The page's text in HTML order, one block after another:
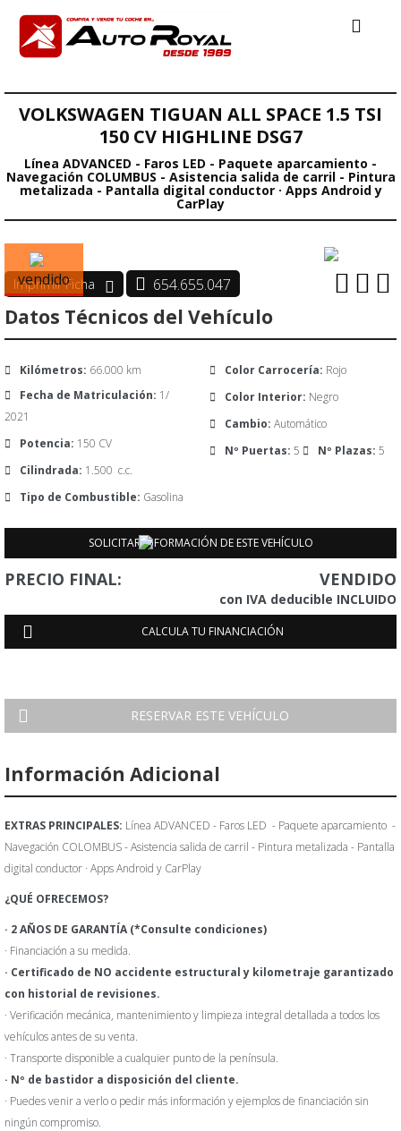
VOLKSWAGEN TIGUAN ALL SPACE 1.5 TSI
150 CV HIGHLINE DSG7
Línea ADVANCED - Faros LED - Paquete aparcamiento -
Navegación COLUMBUS - Asistencia salida de carril - Pintura
metalizada - Pantalla digital conductor · Apps Android y
CarPlay
vendido 654.655.047
Datos Técnicos del Vehículo
Kilómetros:
66.000 km
Fecha de Matriculación: 1/
2021
Potencia: 150 CV
Cilindrada:
1.500 c.c.
Tipo de Combustible: Gasolina
Color Carrocería: Rojo
Color Interior: Negro
Cambio: Automático
Nº Puertas: 5 Nº Plazas: 5
SOLICITAR INFORMACIÓN DE ESTE VEHÍCULO
Tu Nombre
Su correo electrónico
Mensaje
PRECIO FINAL: VENDIDO
con IVA deducible INCLUIDO
CALCULA TU FINANCIACIÓN
RESERVAR ESTE VEHÍCULO
Información Adicional
EXTRAS PRINCIPALES: Línea ADVANCED - Faros LED - Paquete aparcamiento -
Navegación COLOMBUS - Asistencia salida de carril - Pintura metalizada - Pantalla
digital conductor · Apps Android y CarPlay
¿QUÉ OFRECEMOS?
· 2 AÑOS DE GARANTÍA (*Consulte condiciones)
· Financiación a su medida.
· Certificado de NO accidente estructural y kilometraje garantizado
con historial de revisiones.
· Verificación mecánica, mantenimiento y limpieza integral detallada a todos los
vehículos antes de su venta.
· Transporte disponible a cualquier punto de la península.
· Nº de bastidor a disposición del cliente.
· Puedes venir a verlo o pedir más información y ejemplos de financiación sin
ningún compromiso.